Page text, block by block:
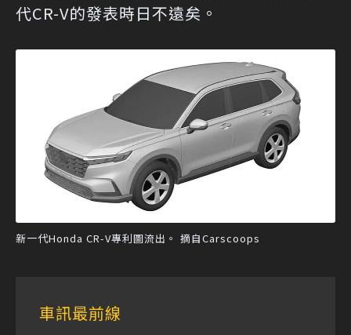
代CR-V的發表時日不遠矣。
新一代Honda CR-V專利圖流出。 摘自Carscoops
車訊最前線